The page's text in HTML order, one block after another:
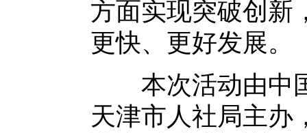
方面实现突破创新
更快、更好发展。
本次活动由中国
天津市人社局主办